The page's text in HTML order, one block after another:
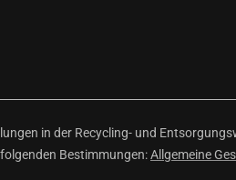
in der Recycling- und
Bestimmungen:Allgemeine